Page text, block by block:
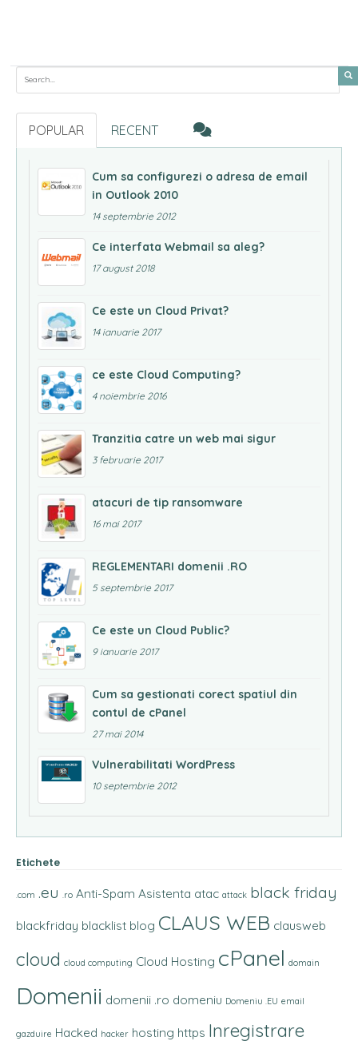
Search for:
POPULAR RECENT
Cum sa configurezi o adresa de email
in Outlook 2010
14 septembrie 2012
Ce interfata Webmail sa aleg?
17 august 2018
Ce este un Cloud Privat?
14 ianuarie 2017
ce este Cloud Computing?
4 noiembrie 2016
Tranzitia catre un web mai sigur
3 februarie 2017
atacuri de tip ransomware
16 mai 2017
REGLEMENTARI domenii .RO
5 septembrie 2017
Ce este un Cloud Public?
9 ianuarie 2017
Cum sa gestionati corect spatiul din
contul de cPanel
27 mai 2014
Vulnerabilitati WordPress
10 septembrie 2012
Etichete
.com .eu .ro Anti-Spam Asistenta atac attack black friday
blackfriday blacklist blog CLAUS WEB clausweb
cloud cloud computing Cloud Hosting cPanel domain
Domenii domenii .ro domeniu Domeniu .EU email
gazduire Hacked hacker hosting https Inregistrare